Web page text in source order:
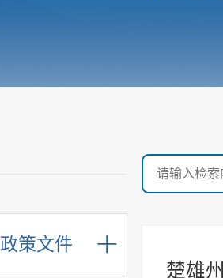
政策文件
楚雄